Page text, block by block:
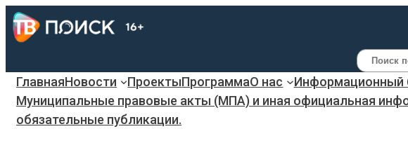
Поиск
ГлавнаяНовости ПроектыПрограммаО нас
Информационный
Муниципальные правовые акты (МПА) и иная официальная
обязательные публикации.